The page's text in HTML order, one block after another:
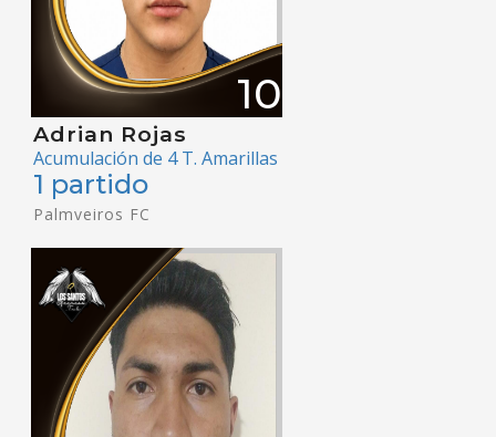
10
Adrian Rojas
Acumulación de 4 T. Amarillas
1 partido
Palmveiros FC